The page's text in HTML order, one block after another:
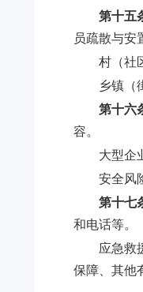
第十五
员疏散与安
村（社
乡镇（
第十六
容。
大型企
安全风
第十七
和电话等。
应急救
保障、其他